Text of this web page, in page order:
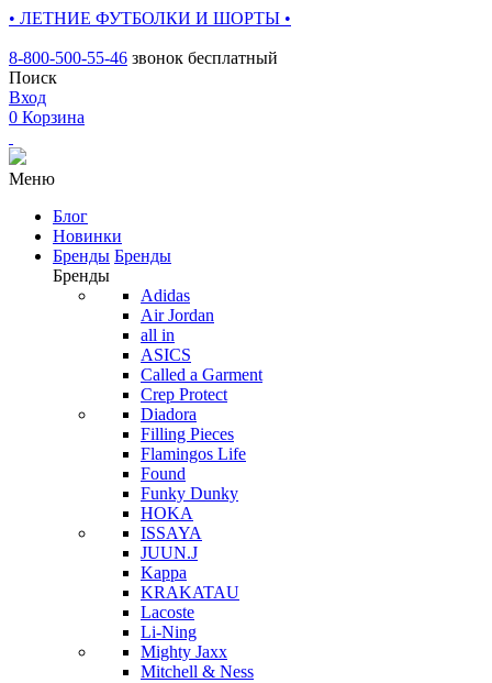
• ЛЕТНИЕ ФУТБОЛКИ И ШОРТЫ •
8-800-500-55-46 звонок бесплатный
Поиск
Вход
0 Корзина
Меню
Блог
Новинки
Бренды Бренды
Бренды
Adidas
Air Jordan
all in
ASICS
Called a Garment
Crep Protect
Diadora
Filling Pieces
Flamingos Life
Found
Funky Dunky
HOKA
ISSAYA
JUUN.J
Kappa
KRAKATAU
Lacoste
Li-Ning
Mighty Jaxx
Mitchell & Ness